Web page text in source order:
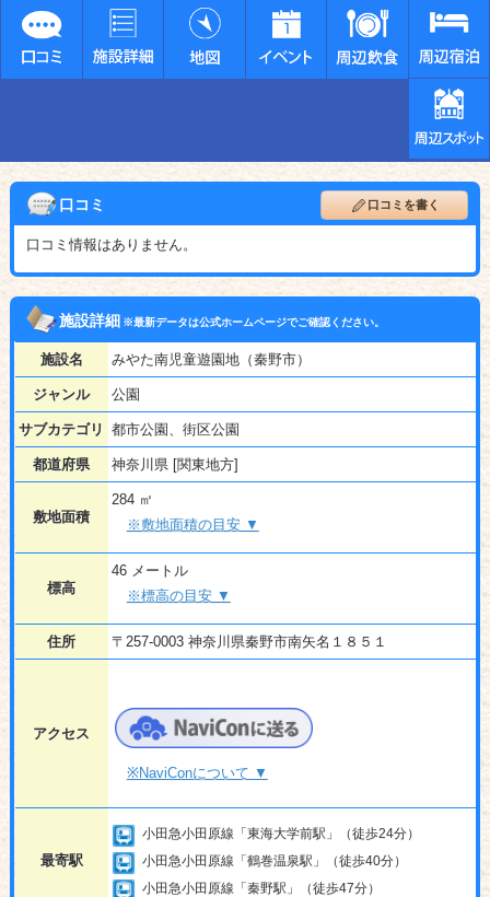
口コミ 口コミを書く
口コミ情報はありません。
施設詳細※最新データは公式ホームページでご確認ください。
施設名 みやた南児童遊園地（秦野市）
ジャンル 公園
サブカテゴリ 都市公園、街区公園
都道府県 神奈川県 [関東地方]
敷地面積
284 ㎡
※敷地面積の目安 ▼
標高
46 メートル
※標高の目安 ▼
住所 〒257-0003 神奈川県秦野市南矢名１８５１
アクセス
※NaviConについて ▼
最寄駅
小田急小田原線「東海大学前駅」（徒歩24分）
小田急小田原線「鶴巻温泉駅」（徒歩40分）
小田急小田原線「秦野駅」（徒歩47分）